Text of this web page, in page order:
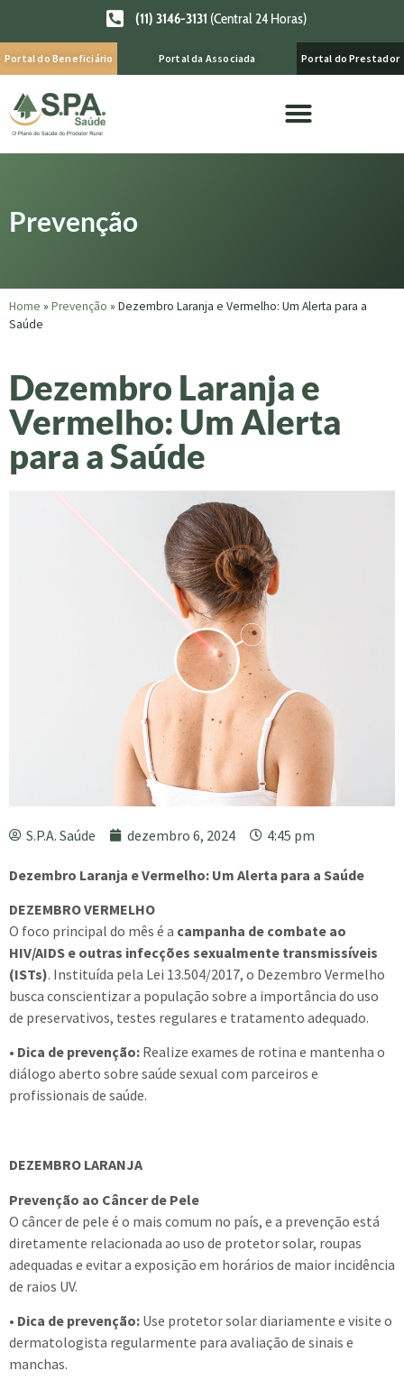
(11) 3146-3131 (Central 24 Horas)
Portal do Beneficiário Portal da Associada Portal do Prestador
Prevenção
Home » Prevenção » Dezembro Laranja e Vermelho: Um Alerta para a
Saúde
Dezembro Laranja e
Vermelho: Um Alerta
para a Saúde
S.P.A. Saúde dezembro 6, 2024 4:45 pm
Dezembro Laranja e Vermelho: Um Alerta para a Saúde
DEZEMBRO VERMELHO
O foco principal do mês é a campanha de combate ao
HIV/AIDS e outras infecções sexualmente transmissíveis
(ISTs). Instituída pela Lei 13.504/2017, o Dezembro Vermelho
busca conscientizar a população sobre a importância do uso
de preservativos, testes regulares e tratamento adequado.
• Dica de prevenção: Realize exames de rotina e mantenha o
diálogo aberto sobre saúde sexual com parceiros e
profissionais de saúde.
DEZEMBRO LARANJA
Prevenção ao Câncer de Pele
O câncer de pele é o mais comum no país, e a prevenção está
diretamente relacionada ao uso de protetor solar, roupas
adequadas e evitar a exposição em horários de maior incidência
de raios UV.
• Dica de prevenção: Use protetor solar diariamente e visite o
dermatologista regularmente para avaliação de sinais e
manchas.